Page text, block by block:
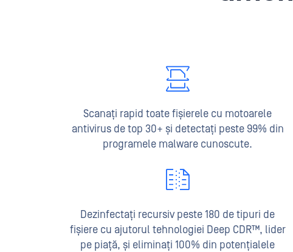
Scanați rapid toate fișierele cu motoarele
antivirus de top 30+ și detectați peste 99% din
programele malware cunoscute.
Dezinfectați recursiv peste 180 de tipuri de
fișiere cu ajutorul tehnologiei Deep CDR™, lider
pe piață, și eliminați 100% din potențialele